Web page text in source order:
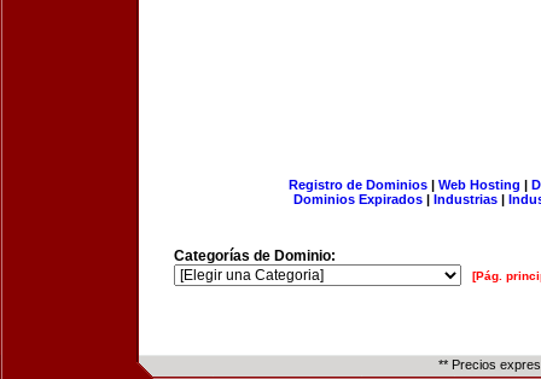
Registro de Dominios| Web Hosting |
Dominios Expirados | Industrias |
Categorías de Dominio:
[Pág.
** Precios